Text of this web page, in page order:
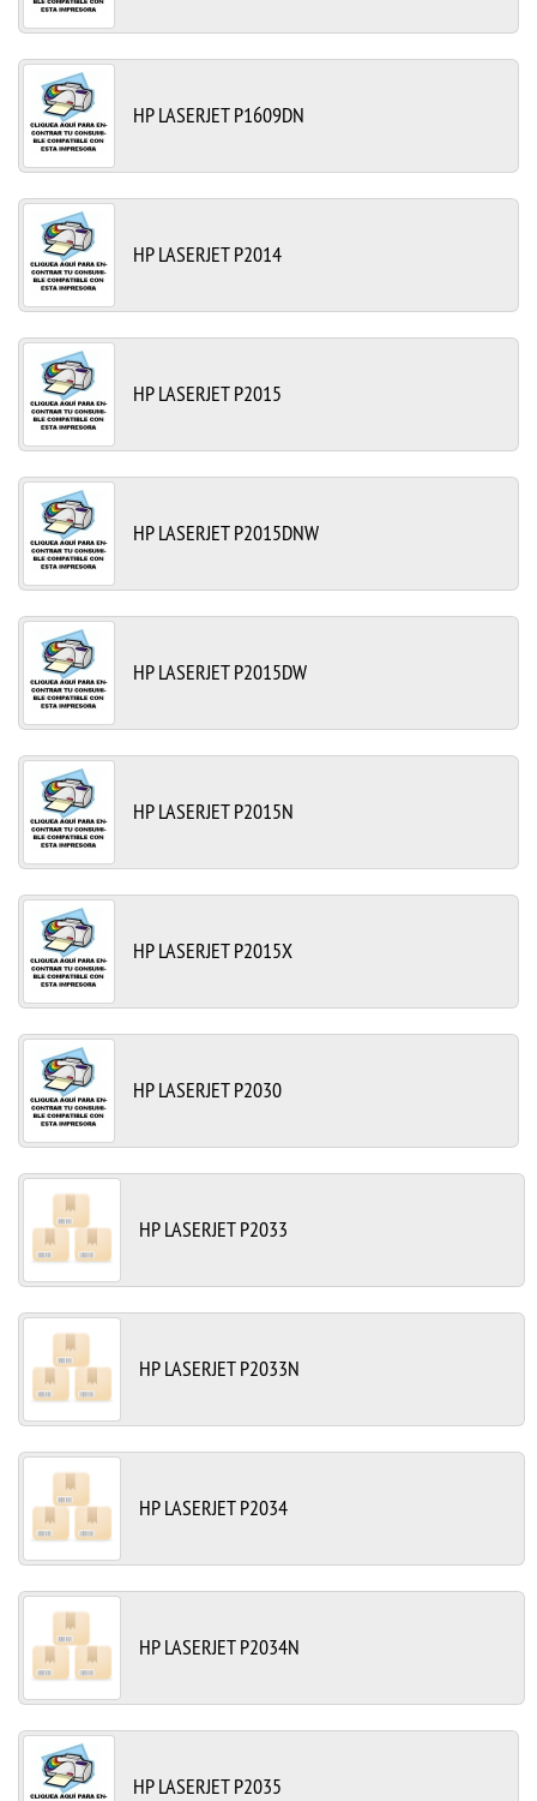
HP LASERJET P1609DN
HP LASERJET P2014
HP LASERJET P2015
HP LASERJET P2015DNW
HP LASERJET P2015DW
HP LASERJET P2015N
HP LASERJET P2015X
HP LASERJET P2030
HP LASERJET P2033
HP LASERJET P2033N
HP LASERJET P2034
HP LASERJET P2034N
HP LASERJET P2035